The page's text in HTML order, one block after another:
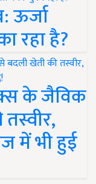
ऊर्जा
रहा है?
के जैविक
में भी हुई